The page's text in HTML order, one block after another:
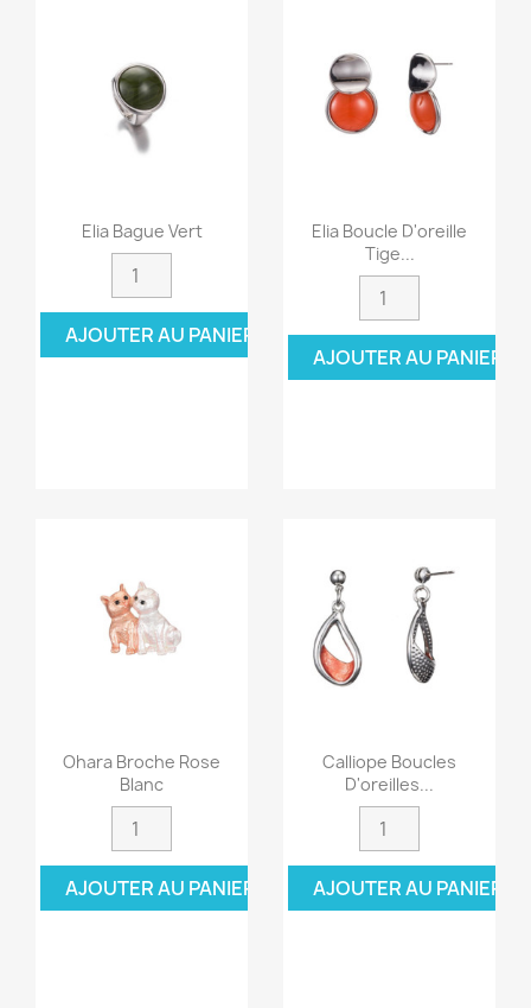
Elia Bague Vert
AJOUTER AU PANIER
Elia Boucle D'oreille
Tige...
AJOUTER AU PANIER
Ohara Broche Rose
Blanc
AJOUTER AU PANIER
Calliope Boucles
D'oreilles...
AJOUTER AU PANIER